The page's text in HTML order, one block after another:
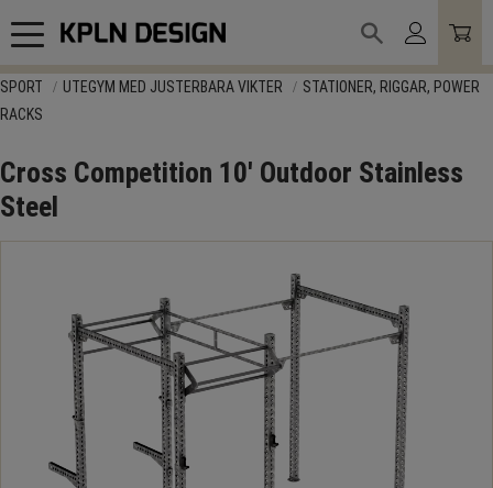
Meny
SPORT UTEGYM MED JUSTERBARA VIKTER
STATIONER, RIGGAR, POWER
RACKS
Cross Competition 10' Outdoor Stainless
Steel